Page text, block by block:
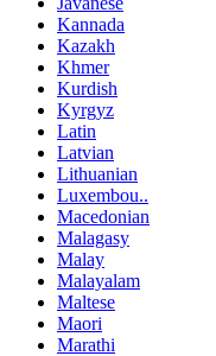
Kannada
Kazakh
Khmer
Kurdish
Kyrgyz
Latin
Latvian
Lithuanian
Luxembou..
Macedonian
Malagasy
Malay
Malayalam
Maltese
Maori
Marathi